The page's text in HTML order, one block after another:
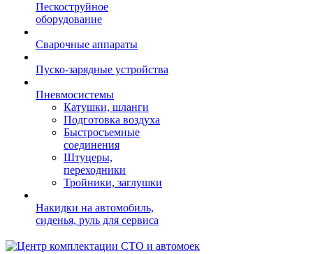
Пескоструйное
оборудование
Сварочные аппараты
Пуско-зарядные устройства
Пневмосистемы
Катушки, шланги
Подготовка воздуха
Быстросъемные
соединения
Штуцеры,
переходники
Тройники, заглушки
Накидки на автомобиль,
сиденья, руль для сервиса